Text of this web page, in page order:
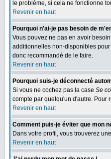
le problème, si cela ne fonctionne
Revenir en haut
Pourquoi n'ai-je pas besoin de
Vous pouvez ne pas en avoir
additionnelles non-disponibles
donc recommandé de le faire.
Revenir en haut
Pourquoi suis-je déconnecté
Si vous ne cochez pas la case Se
compte par quelqu'un d'autre. Pour
Revenir en haut
Comment puis-je éviter que mon
Dans votre profil, vous trouverez
Revenir en haut